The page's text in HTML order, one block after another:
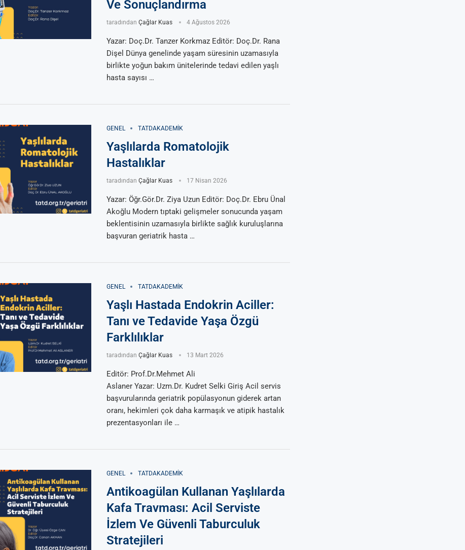
Ve Sonuçlandırma
taradından Çağlar Kuas 4 Ağustos 2026
Yazar: Doç.Dr. Tanzer Korkmaz Editör: Doç.Dr. Rana
Dişel Dünya genelinde yaşam süresinin uzamasıyla
birlikte yoğun bakım ünitelerinde tedavi edilen yaşlı
hasta sayısı …
GENEL TATDAKADEMIK
Yaşlılarda Romatolojik
Hastalıklar
taradından Çağlar Kuas 17 Nisan 2026
Yazar: Öğr.Gör.Dr. Ziya Uzun Editör: Doç.Dr. Ebru Ünal
Akoğlu Modern tıptaki gelişmeler sonucunda yaşam
beklentisinin uzamasıyla birlikte sağlık kuruluşlarına
başvuran geriatrik hasta …
GENEL TATDAKADEMIK
Yaşlı Hastada Endokrin Aciller:
Tanı ve Tedavide Yaşa Özgü
Farklılıklar
taradından Çağlar Kuas 13 Mart 2026
Editör: Prof.Dr.Mehmet Ali
Aslaner Yazar: Uzm.Dr. Kudret Selki Giriş Acil servis
başvurularında geriatrik popülasyonun giderek artan
oranı, hekimleri çok daha karmaşık ve atipik hastalık
prezentasyonları ile …
GENEL TATDAKADEMIK
Antikoagülan Kullanan Yaşlılarda
Kafa Travması: Acil Serviste
İzlem Ve Güvenli Taburculuk
Stratejileri